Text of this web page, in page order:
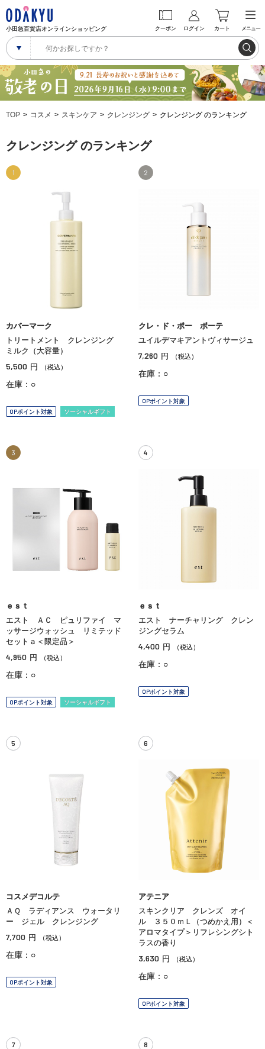
小田急百貨店オンラインショッピング クーポン ログイン カート メニュー
TOP コスメ スキンケア クレンジング クレンジング のランキング
クレンジング のランキング
1
カバーマーク
トリートメント クレンジング
ミルク（大容量）
5,500 円 （税込）
在庫：○
OPポイント対象 ソーシャルギフト
2
クレ・ド・ポー ボーテ
ユイルデマキアントヴィサージュ
7,260 円 （税込）
在庫：○
OPポイント対象
3
ｅｓｔ
エスト ＡＣ ピュリファイ マ
ッサージウォッシュ リミテッド
セットａ＜限定品＞
4,950 円 （税込）
在庫：○
OPポイント対象 ソーシャルギフト
4
ｅｓｔ
エスト ナーチャリング クレン
ジングセラム
4,400 円 （税込）
在庫：○
OPポイント対象
5
コスメデコルテ
ＡＱ ラディアンス ウォータリ
ー ジェル クレンジング
7,700 円 （税込）
在庫：○
OPポイント対象
6
アテニア
スキンクリア クレンズ オイ
ル ３５０ｍＬ（つめかえ用）＜
アロマタイプ＞リフレシングシト
ラスの香り
3,630 円 （税込）
在庫：○
OPポイント対象
7 8